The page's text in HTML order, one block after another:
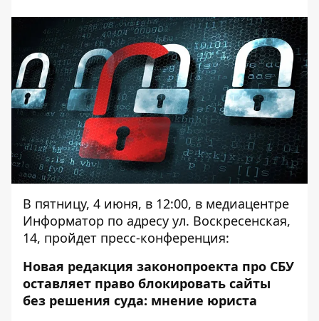
В пятницу, 4 июня, в 12:00, в медиацентре
Информатор по адресу ул. Воскресенская,
14, пройдет пресс-конференция:
Новая редакция законопроекта про СБУ
оставляет право блокировать сайты
без решения суда: мнение юриста